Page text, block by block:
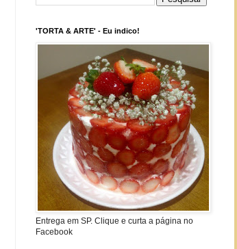
'TORTA & ARTE' - Eu indico!
Entrega em SP. Clique e curta a página no
Facebook